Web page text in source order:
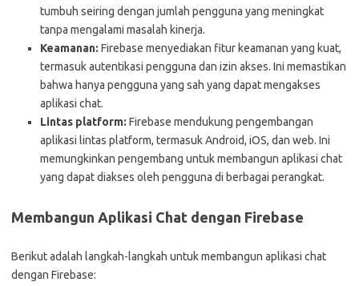
tumbuh seiring dengan jumlah pengguna yang meningkat
tanpa mengalami masalah kinerja.
Keamanan: Firebase menyediakan fitur keamanan yang kuat,
termasuk autentikasi pengguna dan izin akses. Ini memastikan
bahwa hanya pengguna yang sah yang dapat mengakses
aplikasi chat.
Lintas platform: Firebase mendukung pengembangan
aplikasi lintas platform, termasuk Android, iOS, dan web. Ini
memungkinkan pengembang untuk membangun aplikasi chat
yang dapat diakses oleh pengguna di berbagai perangkat.
Membangun Aplikasi Chat dengan Firebase
Berikut adalah langkah-langkah untuk membangun aplikasi chat
dengan Firebase: